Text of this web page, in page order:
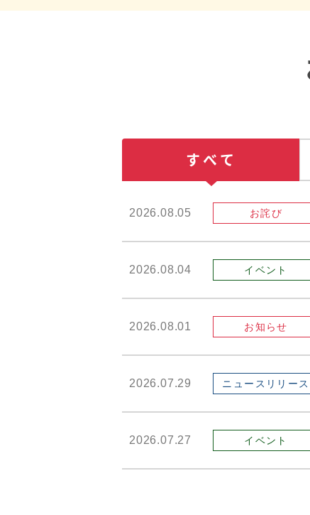
すべて
2026.08.05 お詫び
2026.08.04 イベント
2026.08.01 お知らせ
2026.07.29 ニュースリリース
2026.07.27 イベント